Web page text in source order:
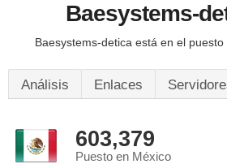
Baesystems-
Baesystems-detica está en el puesto
Análisis Enlaces
603,379
Puesto en México